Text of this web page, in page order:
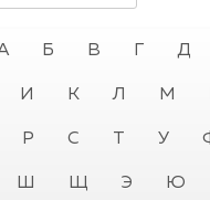
Б В Г Д
И К Л М
Р С Т У
Ш Щ Э Ю